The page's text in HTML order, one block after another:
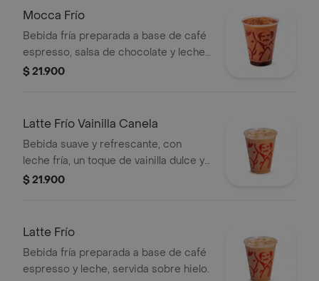
Mocca Frío
Bebida fría preparada a base de café
espresso, salsa de chocolate y leche,
servida sobre hielo.
$ 21.900
Latte Frío Vainilla Canela
Bebida suave y refrescante, con
leche fría, un toque de vainilla dulce y
un leve sabor especiado de canela,
$ 21.900
Latte Frío
Bebida fría preparada a base de café
espresso y leche, servida sobre hielo.